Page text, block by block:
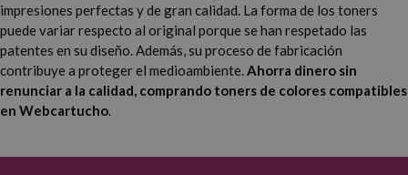
impresiones perfectas y de gran calidad. La forma de los toners
puede variar respecto al original porque se han respetado las
patentes en su diseño. Además, su proceso de fabricación
contribuye a proteger el medioambiente.Ahorra dinero sin
renunciar a la calidad, comprando toners de colores compatibles
en Webcartucho.